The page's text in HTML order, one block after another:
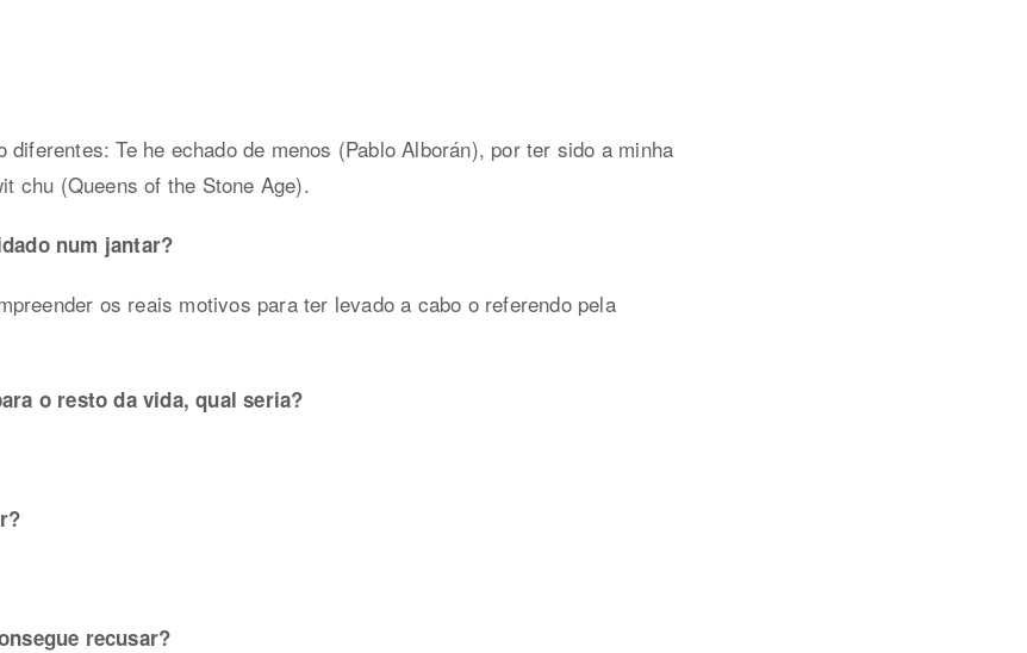
Te he echado de menos (Pablo Alborán), por ter sido a minha
chu (Queens of the Stone Age).
num jantar?
os reais motivos para ter levado a cabo o referendo pela
o resto da vida, qual seria?
recusar?